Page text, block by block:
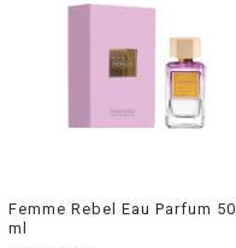
Femme Rebel Eau Parfum 50
ml